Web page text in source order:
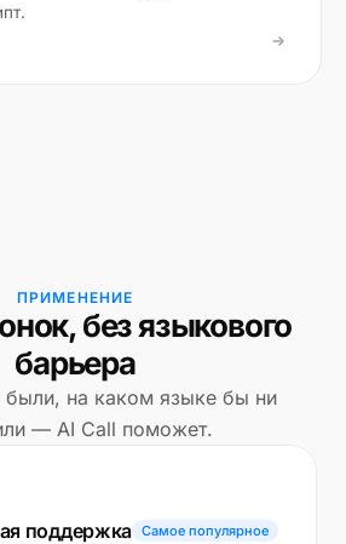
ПРИМЕНЕНИЕ
без языкового
барьера
на каком языке бы ни
— AI Call поможет.
поддержка Самое популярное